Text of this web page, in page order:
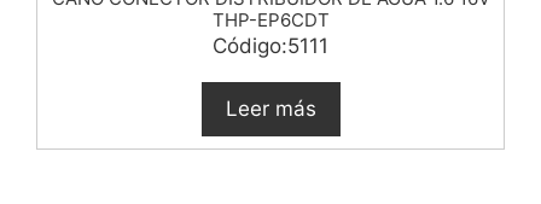
THP-EP6CDT
Código:5111
Leer más